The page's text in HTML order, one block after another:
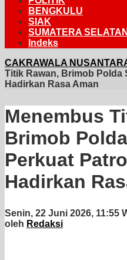
BENGKULU
SIAK
SUMATERA SELATAN
Indeks
CAKRAWALA
Titik Rawan, Brimob Polda
Hadirkan Rasa Aman
Menembus
Brimob
Perkuat
Hadirkan
Senin, 22 Juni 2026, 11:55
oleh Redaksi